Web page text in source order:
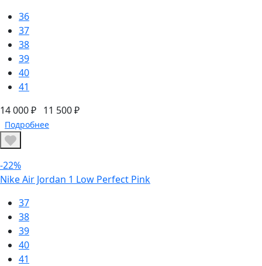
36
37
38
39
40
41
14 000 ₽ 11 500 ₽
Подробнее
-22%
Nike Air Jordan 1 Low Perfect Pink
37
38
39
40
41